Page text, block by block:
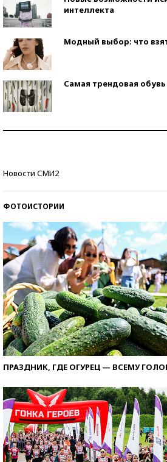
интеллекта
Модный выбор: что
Самая трендовая обувь
Новости СМИ2
ФОТОИСТОРИИ
ПРАЗДНИК, ГДЕ ОГУРЕЦ — ВСЕМУ